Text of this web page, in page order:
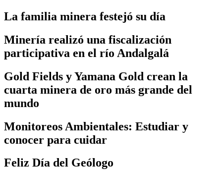
La familia minera festejó su día
Minería realizó una fiscalización
participativa en el río Andalgalá
Gold Fields y Yamana Gold crean la
cuarta minera de oro más grande del
mundo
Monitoreos Ambientales: Estudiar y
conocer para cuidar
Feliz Día del Geólogo